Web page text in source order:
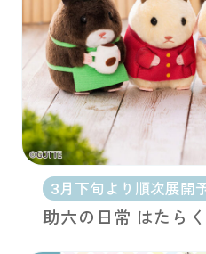
3月下旬より順次展開
助六の日常 はたら